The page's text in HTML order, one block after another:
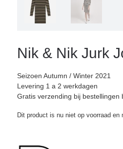
Nik & Nik Jurk
Seizoen Autumn / Winter 2021
Levering 1 a 2 werkdagen
Gratis verzending bij bestellingen
Dit product is nu niet op voorraad en